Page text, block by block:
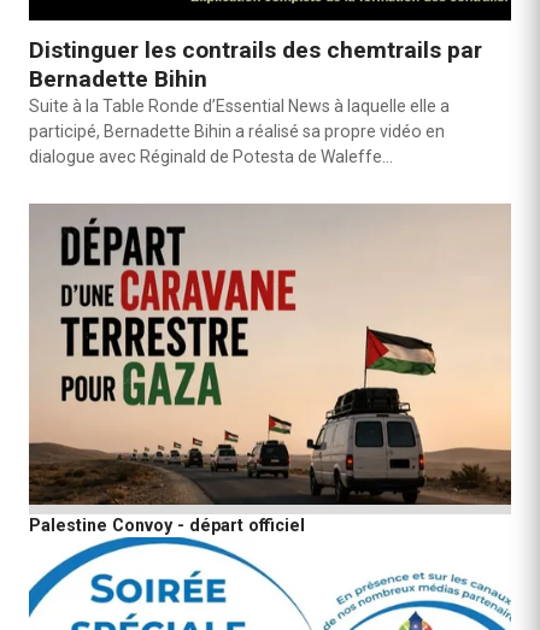
Distinguer les contrails des chemtrails par
Bernadette Bihin
Suite à la Table Ronde d’Essential News à laquelle elle a
participé, Bernadette Bihin a réalisé sa propre vidéo en
dialogue avec Réginald de Potesta de Waleffe…
Palestine Convoy - départ officiel